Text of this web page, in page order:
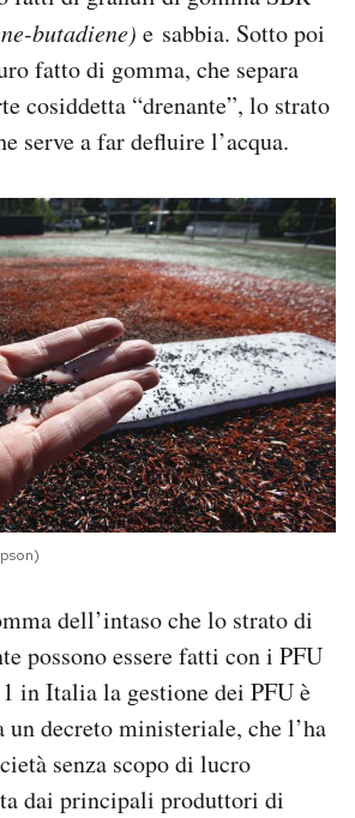
butadiene) e sabbia. Sotto poi
fatto di gomma, che separa
cosiddetta “drenante”, lo strato
serve a far defluire l’acqua.
dell’intaso che lo strato di
possono essere fatti con i PFU
in Italia la gestione dei PFU è
un decreto ministeriale, che l’ha
senza scopo di lucro
dai principali produttori di